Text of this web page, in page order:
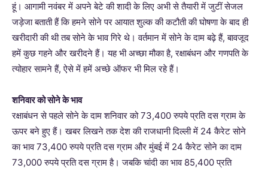
हूं। आगामी नवंबर में अपने बेटे की शादी के लिए अभी से तैयारी में जुटीं सेजल
जड़ेजा बताती हैं कि हमने सोने पर आयात शुल्क की कटौती की घोषणा के बाद ही
खरीदारी की थी तब सोने के भाव गिरे थे। वर्तमान में सोने के दाम बढ़े हैं, बावजूद
हमें कुछ गहने और खरीदने हैं। यह भी अच्छा मौका है, रक्षाबंधन और गणपति के
त्योहार सामने हैं, ऐसे में हमें अच्छे ऑफर भी मिल रहे हैं।
शनिवार को सोने के भाव
रक्षाबंधन से पहले सोने के दाम शनिवार को 73,400 रुपये प्रति दस ग्राम के
ऊपर बने हुए हैं। खबर लिखने तक देश की राजधानी दिल्ली में 24 कैरेट सोने
का भाव 73,400 रुपये प्रति दस ग्राम और मुंबई में 24 कैरेट सोने का दाम
73,000 रुपये प्रति दस ग्राम है। जबकि चांदी का भाव 85,400 प्रति